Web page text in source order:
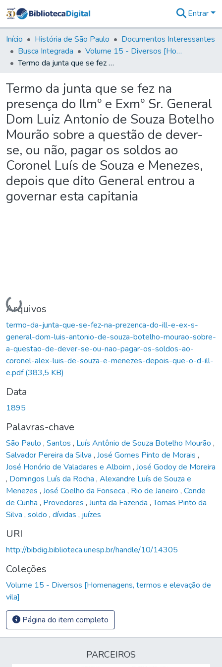
&
Coleções
Tudo na
Biblioteca
Estatísticas
Entrar
Início História de São Paulo
Documentos Interessantes
Busca Integrada
Volume 15 - Diversos [Homenagens, termos e elevação de vila]
Termo da junta que se fez na presença do Ilmº e Exmº Sr. General Dom Luiz Antonio de Souza Botelho Mourão sobre a questão de dever-se, ou não, pagar os soldos ao Coronel Luís de Souza e Menezes, depois que dito General entrou a governar esta capitania
Termo da junta que se fez na
presença do Ilmº e Exmº Sr. General
Dom Luiz Antonio de Souza Botelho
Mourão sobre a questão de dever-
se, ou não, pagar os soldos ao
Coronel Luís de Souza e Menezes,
depois que dito General entrou a
governar esta capitania
Carregando...
Arquivos
termo-da-junta-que-se-fez-na-prezenca-do-ill-e-ex-s-
general-dom-luis-antonio-de-souza-botelho-mourao-sobre-
a-questao-de-dever-se-ou-nao-pagar-os-soldos-ao-
coronel-alex-luis-de-souza-e-menezes-depois-que-o-d-ill-
e.pdf(383,5 KB)
Data
1895
Palavras-chave
São Paulo , Santos , Luís Antônio de Souza Botelho Mourão ,
Salvador Pereira da Silva , José Gomes Pinto de Morais ,
José Honório de Valadares e Alboim , José Godoy de Moreira
, Domingos Luís da Rocha , Alexandre Luís de Souza e
Menezes , José Coelho da Fonseca , Rio de Janeiro , Conde
de Cunha , Provedores , Junta da Fazenda ,Tomas Pinto da
Silva , soldo , dívidas , juízes
URI
http://bibdig.biblioteca.unesp.br/handle/10/14305
Coleções
Volume 15 - Diversos [Homenagens, termos e elevação de
vila]
Página do item completo
PARCEIROS